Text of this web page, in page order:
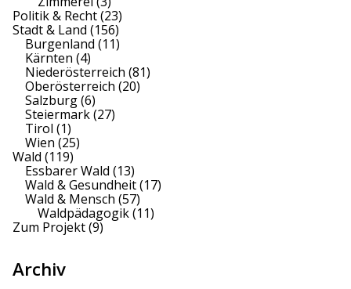
Politik & Recht(23)
Stadt & Land (156)
Burgenland (11)
Kärnten (4)
Niederösterreich (81)
Oberösterreich (20)
Salzburg(6)
Steiermark(27)
Tirol (1)
Wien (25)
Wald (119)
Essbarer Wald (13)
Wald & Gesundheit(17)
Wald & Mensch (57)
Waldpädagogik(11)
Zum Projekt(9)
Archiv